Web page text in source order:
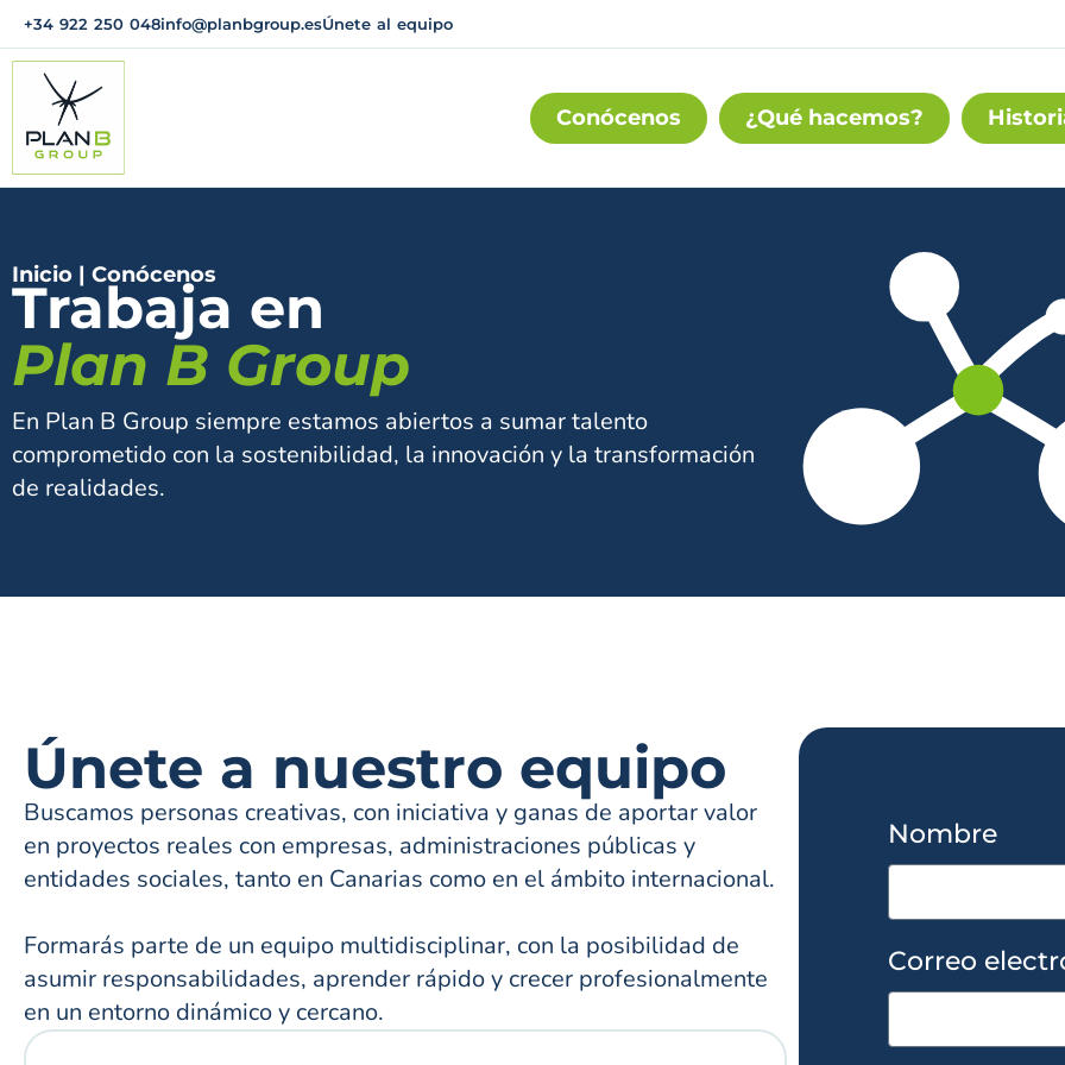
+34 922 250 048info@planbgroup.esÚnete al equipo
Conócenos ¿Qué hacemos?
Inicio | Conócenos
Trabaja en
Plan B Group
En Plan B Group siempre estamos abiertos a sumar talento
comprometido con la sostenibilidad, la innovación y la transformación
de realidades.
Únete a nuestro equipo
Buscamos personas creativas, con iniciativa y ganas de aportar valor
en proyectos reales con empresas, administraciones públicas y
entidades sociales, tanto en Canarias como en el ámbito internacional.
Formarás parte de un equipo multidisciplinar, con la posibilidad de
asumir responsabilidades, aprender rápido y crecer profesionalmente
en un entorno dinámico y cercano.
Nombre
Correo